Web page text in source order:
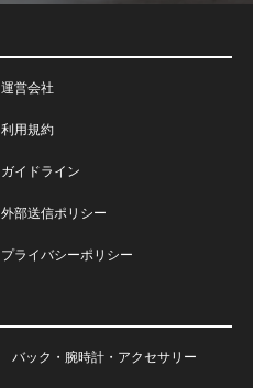
運営会社
利用規約
ガイドライン
外部送信ポリシー
プライバシーポリシー
バック・腕時計・アクセサリー